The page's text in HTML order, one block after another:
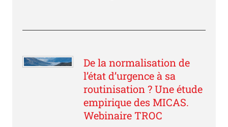
De la normalisation de
l’état d’urgence à sa
routinisation ? Une étude
empirique des MICAS.
Webinaire TROC